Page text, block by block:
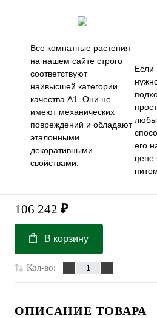
Все комнатные растения
на нашем сайте строго
соответствуют
наивысшей категории
качества А1. Они не
имеют механических
повреждений и обладают
эталонными
декоративными
свойствами.
его
цене
106 242 ₽
В корзину
Кол-во:
ОПИСАНИЕ ТОВАРА